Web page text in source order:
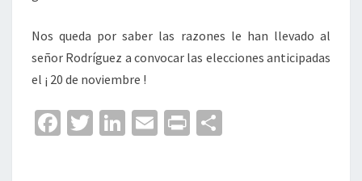
Nos queda por saber las razones le han llevado al
señor Rodríguez a convocar las elecciones anticipadas
el ¡ 20 de noviembre !
Fa T
Li
E
Pr